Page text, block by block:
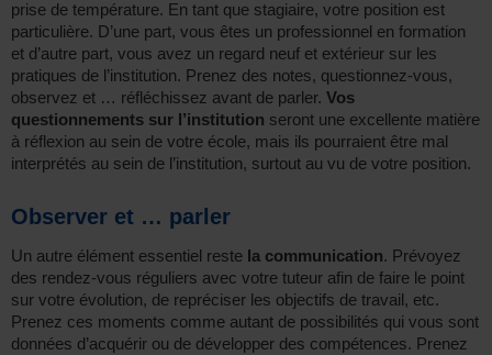
prise de température. En tant que stagiaire, votre position est
particulière. D’une part, vous êtes un professionnel en formation
et d’autre part, vous avez un regard neuf et extérieur sur les
pratiques de l’institution. Prenez des notes, questionnez-vous,
observez et … réfléchissez avant de parler. Vos
questionnements sur l’institution seront une excellente matière
à réflexion au sein de votre école, mais ils pourraient être mal
interprétés au sein de l’institution, surtout au vu de votre position.
Observer et … parler
Un autre élément essentiel reste la communication. Prévoyez
des rendez-vous réguliers avec votre tuteur afin de faire le point
sur votre évolution, de repréciser les objectifs de travail, etc.
Prenez ces moments comme autant de possibilités qui vous sont
données d’acquérir ou de développer des compétences. Prenez